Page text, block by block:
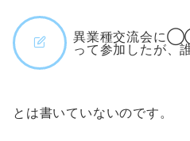
異業種交流会に
って参加したが、
とは書いていないのです。